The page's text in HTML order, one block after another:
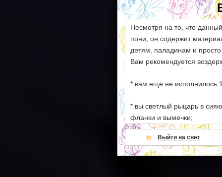
Несмотря на то, что
пони, он содержит
детям, паладинам и
Вам рекомендуется
* вам ещё не исполнилось
* вы светлый рыцарь в
фланки и вымечки;
* ваши моральные устои
намёков на секс и насилие;
Выйти на свет